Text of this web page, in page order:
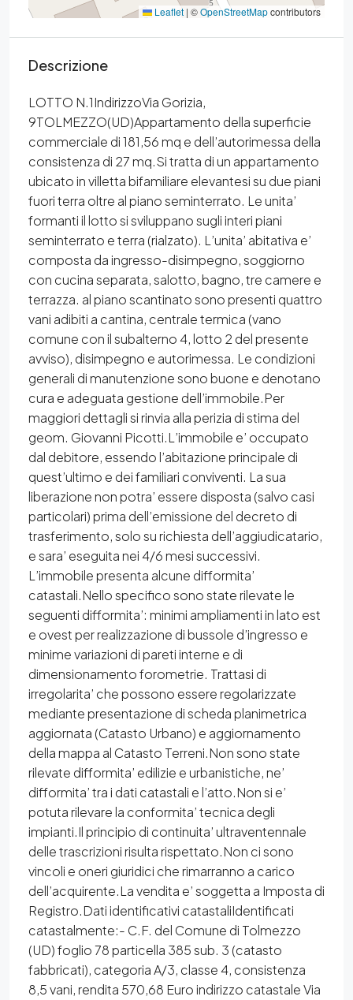
Leaflet | ©OpenStreetMapcontributors
Descrizione
LOTTO N.1IndirizzoVia Gorizia,
9TOLMEZZO(UD)Appartamento della superficie
commerciale di 181,56 mq e dell’autorimessa della
consistenza di 27 mq.Si tratta di un appartamento
ubicato in villetta bifamiliare elevantesi su due piani
fuori terra oltre al piano seminterrato. Le unita’
formanti il lotto si sviluppano sugli interi piani
seminterrato e terra (rialzato). L’unita’ abitativa e’
composta da ingresso-disimpegno, soggiorno
con cucina separata, salotto, bagno, tre camere e
terrazza. al piano scantinato sono presenti quattro
vani adibiti a cantina, centrale termica (vano
comune con il subalterno 4, lotto 2 del presente
avviso), disimpegno e autorimessa. Le condizioni
generali di manutenzione sono buone e denotano
cura e adeguata gestione dell’immobile.Per
maggiori dettagli si rinvia alla perizia di stima del
geom. Giovanni Picotti.L’immobile e’ occupato
dal debitore, essendo l’abitazione principale di
quest’ultimo e dei familiari conviventi. La sua
liberazione non potra’ essere disposta (salvo casi
particolari) prima dell’emissione del decreto di
trasferimento, solo su richiesta dell’aggiudicatario,
e sara’ eseguita nei 4/6 mesi successivi.
L’immobile presenta alcune difformita’
catastali.Nello specifico sono state rilevate le
seguenti difformita’: minimi ampliamenti in lato est
e ovest per realizzazione di bussole d’ingresso e
minime variazioni di pareti interne e di
dimensionamento forometrie. Trattasi di
irregolarita’ che possono essere regolarizzate
mediante presentazione di scheda planimetrica
aggiornata (Catasto Urbano) e aggiornamento
della mappa al Catasto Terreni.Non sono state
rilevate difformita’ edilizie e urbanistiche, ne’
difformita’ tra i dati catastali e l’atto.Non si e’
potuta rilevare la conformita’ tecnica degli
impianti.Il principio di continuita’ ultraventennale
delle trascrizioni risulta rispettato.Non ci sono
vincoli e oneri giuridici che rimarranno a carico
dell’acquirente.La vendita e’ soggetta a Imposta di
Registro.Dati identificativi catastaliIdentificati
catastalmente:- C.F. del Comune di Tolmezzo
(UD) foglio 78 particella 385 sub. 3 (catasto
fabbricati), categoria A/3, classe 4, consistenza
8,5 vani, rendita 570,68 Euro indirizzo catastale Via